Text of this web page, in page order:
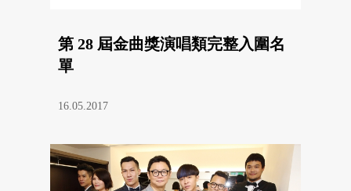
第 28 屆金曲獎演唱類完整入圍名
單
16.05.2017